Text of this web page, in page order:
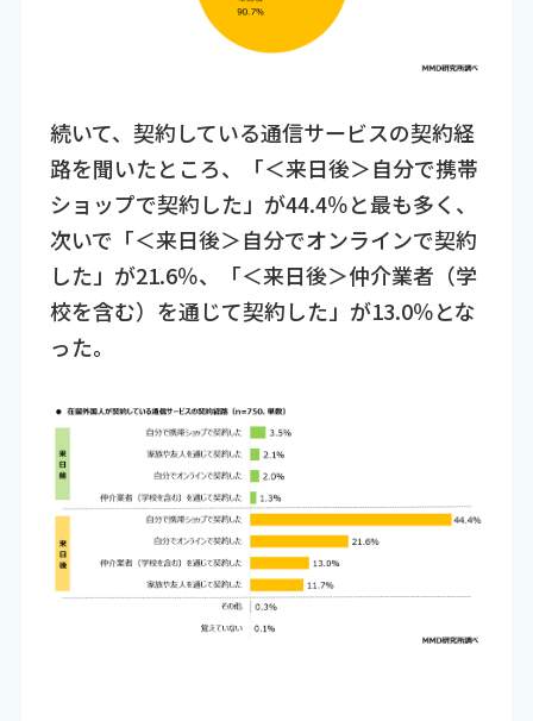
続いて、契約している通信サービスの契約経
路を聞いたところ、「＜来日後＞自分で携帯
ショップで契約した」が44.4％と最も多く、
次いで「＜来日後＞自分でオンラインで契約
した」が21.6％、「＜来日後＞仲介業者（学
校を含む）を通じて契約した」が13.0％とな
った。